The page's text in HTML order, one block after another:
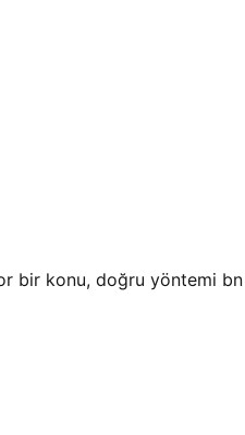
bir konu, doğru yöntemi bn